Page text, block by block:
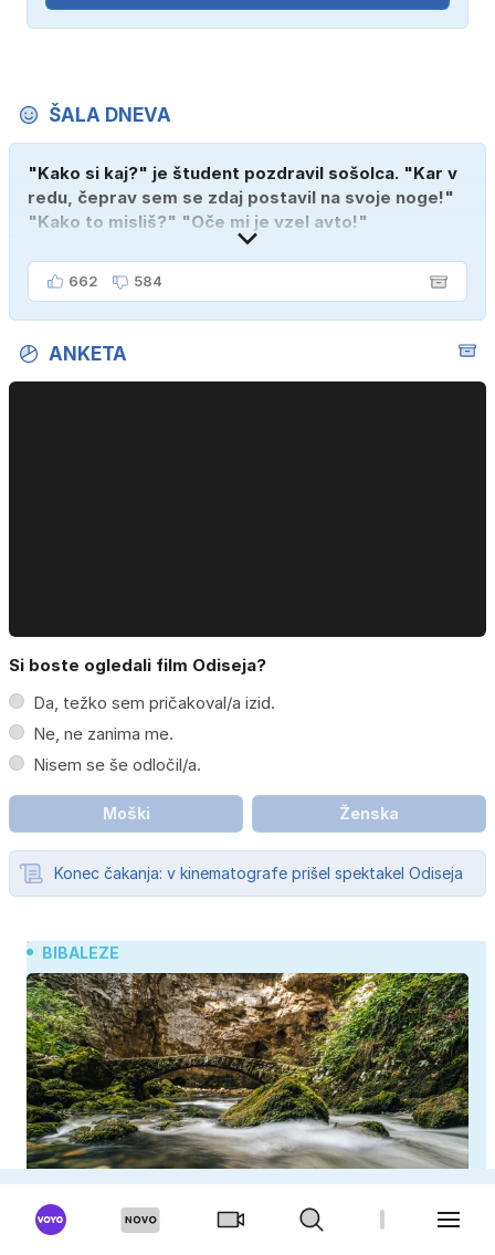
ŠALA DNEVA
"Kako si kaj?" je študent pozdravil sošolca. "Kar v
redu, čeprav sem se zdaj postavil na svoje noge!"
"Kako to misliš?" "Oče mi je vzel avto!"
662 584
ANKETA
Si boste ogledali film Odiseja?
Da, težko sem pričakoval/a izid.
Ne, ne zanima me.
Nisem se še odločil/a.
Moški Ženska
Konec čakanja: v kinematografe prišel spektakel Odiseja
BIBALEZE
Kam z otroki za vikend? Ta skriti biser Slovenije
izgleda kot iz pravljice